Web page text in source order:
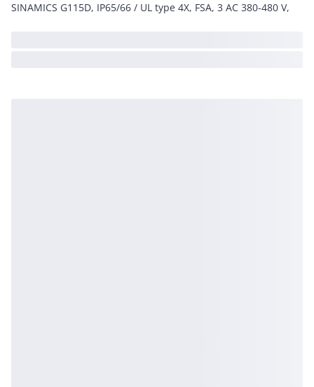
SINAMICS G115D, IP65/66 / UL type 4X, FSA, 3 AC 380-480 V,